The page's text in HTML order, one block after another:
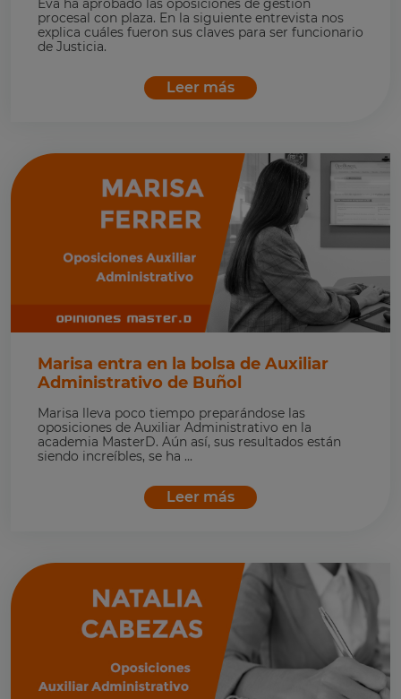
Eva ha aprobado las oposiciones de gestión
procesal con plaza. En la siguiente entrevista nos
explica cuáles fueron sus claves para ser funcionario
de Justicia.
Leer más
Marisa entra en la bolsa de Auxiliar
Administrativo de Buñol
Marisa lleva poco tiempo preparándose las
oposiciones de Auxiliar Administrativo en la
academia MasterD. Aún así, sus resultados están
siendo increíbles, se ha ...
Leer más